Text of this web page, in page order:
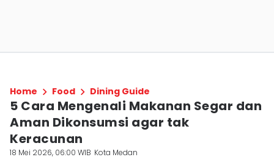
Home Food Dining Guide
5 Cara Mengenali Makanan Segar dan
Aman Dikonsumsi agar tak
Keracunan
18 Mei 2026, 06:00 WIB Kota Medan